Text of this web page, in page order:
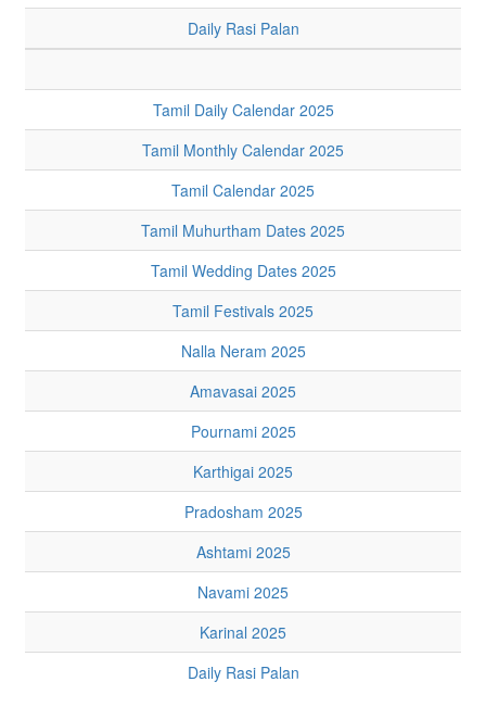
Daily Rasi Palan
Tamil Daily Calendar 2025
Tamil Monthly Calendar 2025
Tamil Calendar 2025
Tamil Muhurtham Dates 2025
Tamil Wedding Dates 2025
Tamil Festivals 2025
Nalla Neram 2025
Amavasai 2025
Pournami 2025
Karthigai 2025
Pradosham 2025
Ashtami 2025
Navami 2025
Karinal 2025
Daily Rasi Palan